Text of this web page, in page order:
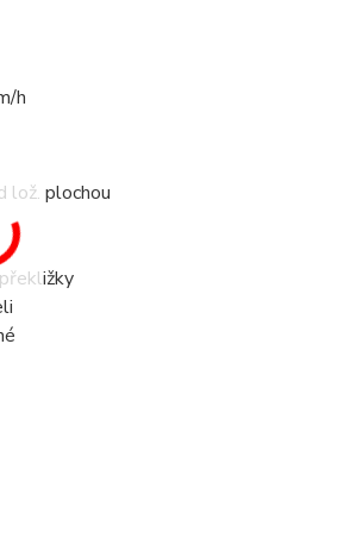
h
lož. plochou